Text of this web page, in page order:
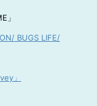
」
BUGS LIFE/
」